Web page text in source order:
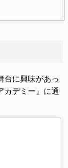
台に興味があっ
カデミー』に通